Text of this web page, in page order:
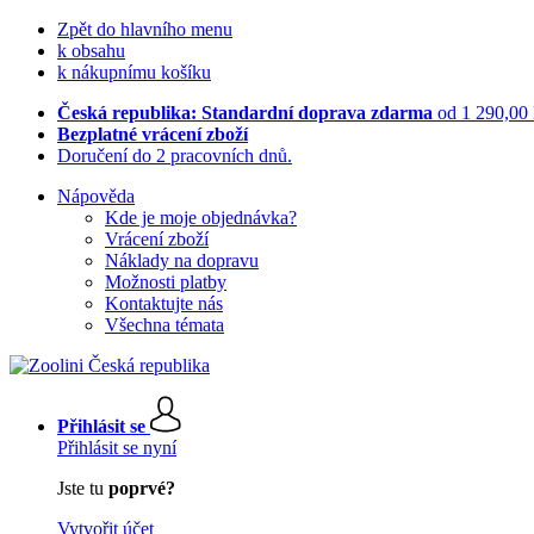
Zpět do hlavního menu
k obsahu
k nákupnímu košíku
Česká republika: Standardní doprava zdarma od 1 290,00
Bezplatné vrácení zboží
Doručení do 2 pracovních dnů.
Nápověda
Kde je moje objednávka?
Vrácení zboží
Náklady na dopravu
Možnosti platby
Kontaktujte nás
Všechna témata
Přihlásit se
Přihlásit se nyní
Jste tu poprvé?
Vytvořit účet